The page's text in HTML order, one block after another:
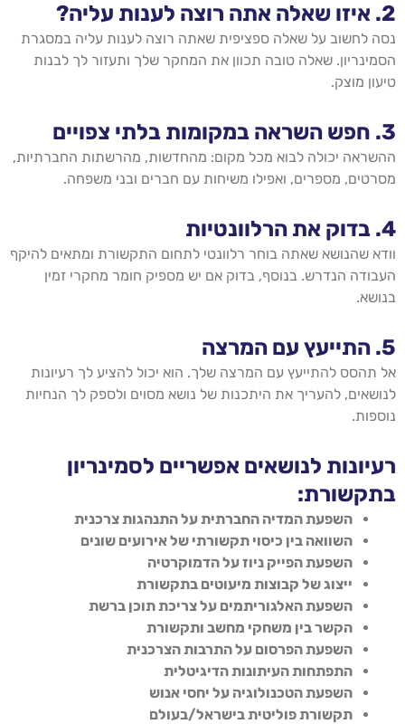
2. איזו שאלה אתה רוצה לענות עליה?
נסה לחשוב על שאלה ספציפית שאתה רוצה לענות עליה במסגרת
הסמינריון. שאלה טובה תכוון את המחקר שלך ותעזור לך לבנות
טיעון מוצק.
3. חפש השראה במקומות בלתי צפויים
ההשראה יכולה לבוא מכל מקום: מהחדשות, מהרשתות החברתיות,
מסרטים, מספרים, ואפילו משיחות עם חברים ובני משפחה.
4. בדוק את הרלוונטיות
וודא שהנושא שאתה בוחר רלוונטי לתחום התקשורת ומתאים להיקף
העבודה הנדרש. בנוסף, בדוק אם יש מספיק חומר מחקרי זמין
בנושא.
5. התייעץ עם המרצה
אל תהסס להתייעץ עם המרצה שלך. הוא יכול להציע לך רעיונות
לנושאים, להעריך את היתכנות של נושא מסוים ולספק לך הנחיות
נוספות.
רעיונות לנושאים אפשריים לסמינריון
בתקשורת:
השפעת המדיה החברתית על התנהגות צרכנית
השוואה בין כיסוי תקשורתי של אירועים שונים
השפעת הפייק ניוז על הדמוקרטיה
ייצוג של קבוצות מיעוטים בתקשורת
השפעת האלגוריתמים על צריכת תוכן ברשת
הקשר בין משחקי מחשב ותקשורת
השפעת הפרסום על התרבות הצרכנית
התפתחות העיתונות הדיגיטלית
השפעת הטכנולוגיה על יחסי אנוש
תקשורת פוליטית בישראל/בעולם